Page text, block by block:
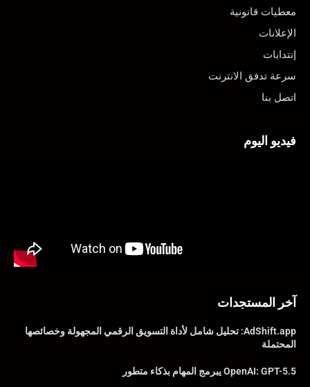
معطيات قانونية
الإعلانات
إنتدابات
سرعة تدفق الانترنت
اتصل بنا
فيديو اليوم
آخر المستجدات
AdShift.app: تحليل شامل لأداة التسويق الرقمي المجهولة وخصائصها
المحتملة
OpenAI: GPT-5.5 يبرمج المهام بذكاء متطور